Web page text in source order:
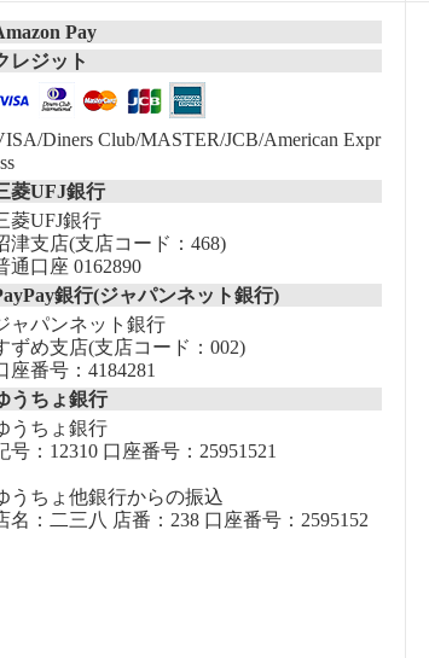
Pay
レジット
Diners Club/MASTER/JCB/American Expr
菱UFJ銀行
菱UFJ銀行
津支店(支店コード：468)
通口座 0162890
銀行(ジャパンネット銀行)
ャパンネット銀行
ずめ支店(支店コード：002)
座番号：4184281
うちょ銀行
うちょ銀行
号：12310 口座番号：25951521
うちょ他銀行からの振込
名：二三八 店番：238 口座番号：2595152